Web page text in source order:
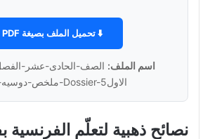
⬇️ تحميل الملف بصيغة PDF
اسم الملف: الصف-الحادى-عشر-
الاولDossier-5-ملخص-دوسيه-.pdf
نصائح ذهبية لتعلّم الفرنسية